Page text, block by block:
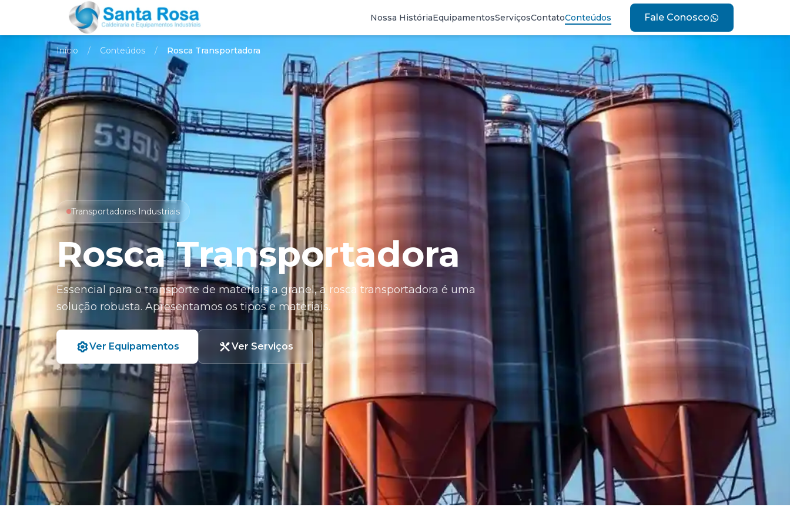
Nossa HistóriaEquipamentosServiçosContatoConteúdos Fale Conosco
Início / Conteúdos / Rosca Transportadora
Transportadoras Industriais
Rosca Transportadora
Essencial para o transporte de materiais a granel, a rosca transportadora é uma
solução robusta. Apresentamos os tipos e materiais.
Ver Equipamentos Ver Serviços